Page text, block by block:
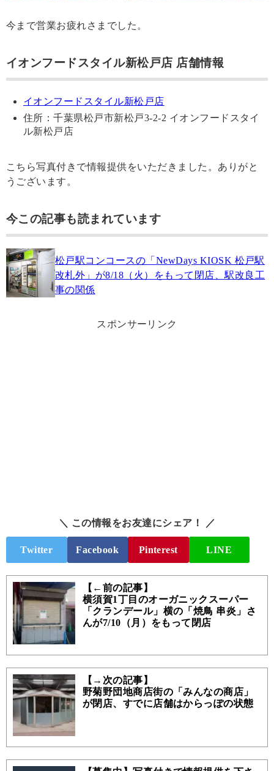
今まで営業お疲れさまでした。
イオンフードスタイル新松戸店 店舗情報
イオンフードスタイル新松戸店
住所：千葉県松戸市新松戸3-2-2 イオンフードスタイ
ル新松戸店
こちら写真付きで情報提供をいただきました。ありがと
うございます。
今この記事も読まれています
松戸駅コンコースの「NewDays KIOSK 松戸駅
改札外」が8/18（火）をもって閉店、駅改良工
事の関係
スポンサーリンク
＼ この情報をお友達にシェア！ ／
Twitter Facebook Pinterest LINE
【←前の記事】
横須賀1丁目のオーガニックスーパー
「クランデール」横の「焼鳥 串炎」さ
んが7/10（月）をもって閉店
【→次の記事】
野菊野団地商店街の「みんなの商店」
が閉店、すでに店舗はからっぽの状態